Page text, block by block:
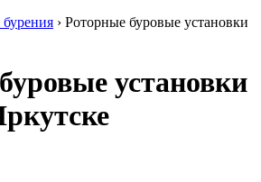
› Роторные буровые установки
установки